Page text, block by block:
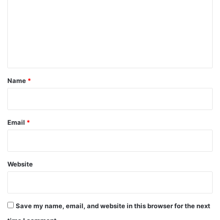
*
Name *
Email *
Website
Save my name, email, and website in this browser for the next